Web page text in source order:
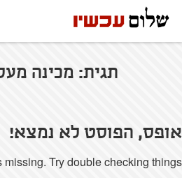
תגית: מכינה
אופס, הפוסט לא נמצא!
Try double checking things.